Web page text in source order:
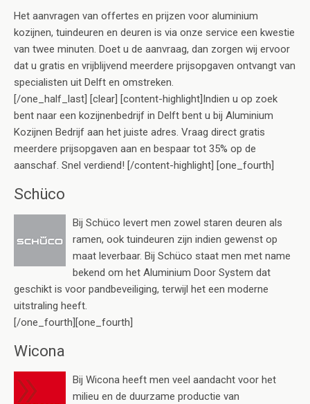
Het aanvragen van offertes en prijzen voor aluminium
kozijnen, tuindeuren en deuren is via onze service een kwestie
van twee minuten. Doet u de aanvraag, dan zorgen wij ervoor
dat u gratis en vrijblijvend meerdere prijsopgaven ontvangt van
specialisten uit Delft en omstreken.
[/one_half_last] [clear] [content-highlight]Indien u op zoek
bent naar een kozijnenbedrijf in Delft bent u bij Aluminium
Kozijnen Bedrijf aan het juiste adres. Vraag direct gratis
meerdere prijsopgaven aan en bespaar tot 35% op de
aanschaf. Snel verdiend! [/content-highlight] [one_fourth]
Schüco
Bij Schüco levert men zowel staren deuren als
ramen, ook tuindeuren zijn indien gewenst op
maat leverbaar. Bij Schüco staat men met name
bekend om het Aluminium Door System dat
geschikt is voor pandbeveiliging, terwijl het een moderne
uitstraling heeft.
[/one_fourth][one_fourth]
Wicona
Bij Wicona heeft men veel aandacht voor het
milieu en de duurzame productie van